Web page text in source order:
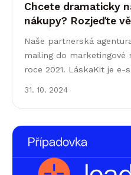
Chcete dramaticky
nákupy? Rozjeďte
Naše partnerská
mailing do marketingové
roce 2021. LáskaKit je
31. 10. 2024